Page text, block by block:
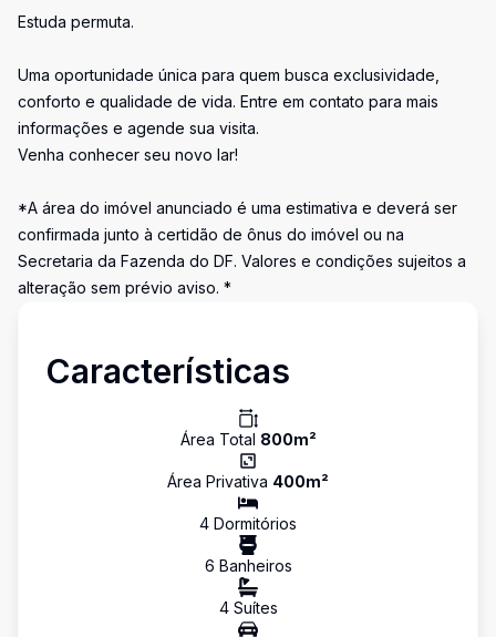
Estuda permuta.
Uma oportunidade única para quem busca exclusividade,
conforto e qualidade de vida. Entre em contato para mais
informações e agende sua visita.
Venha conhecer seu novo lar!
*A área do imóvel anunciado é uma estimativa e deverá ser
confirmada junto à certidão de ônus do imóvel ou na
Secretaria da Fazenda do DF. Valores e condições sujeitos a
alteração sem prévio aviso. *
Características
Área Total 800m²
Área Privativa 400m²
4 Dormitórios
6 Banheiros
4Suítes